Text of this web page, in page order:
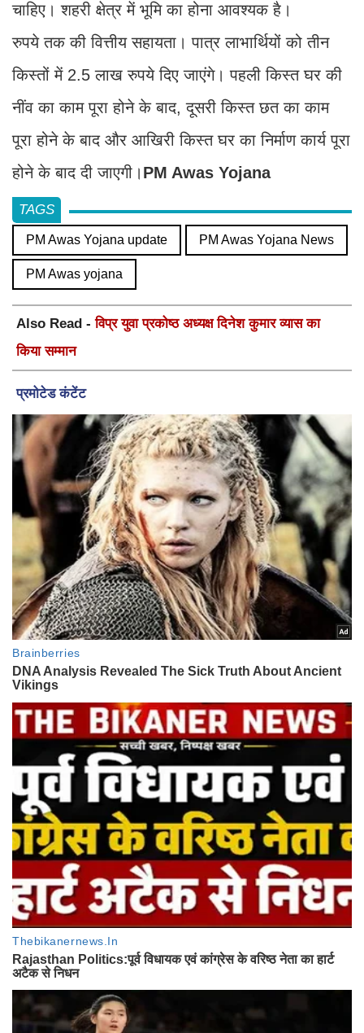
चाहिए। शहरी क्षेत्र में भूमि का होना आवश्यक है।
रुपये तक की वित्तीय सहायता। पात्र लाभार्थियों को तीन
किस्तों में 2.5 लाख रुपये दिए जाएंगे। पहली किस्त घर की
नींव का काम पूरा होने के बाद, दूसरी किस्त छत का काम
पूरा होने के बाद और आखिरी किस्त घर का निर्माण कार्य पूरा
होने के बाद दी जाएगी। PM Awas Yojana
TAGS
PM Awas Yojana update PM Awas Yojana News
PM Awas yojana
Also Read -विप्र युवा प्रकोष्ठ अध्यक्ष दिनेश कुमार व्यास का
किया सम्मान